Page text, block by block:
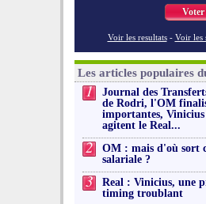
Voter
Voir les resultats - Voir les
Les articles populaires
1
Journal des
de Rodri, l'OM
importantes,
agitent le Real...
2
OM : mais d'où sort
salariale ?
3
Real : Vinicius, une
timing troublant